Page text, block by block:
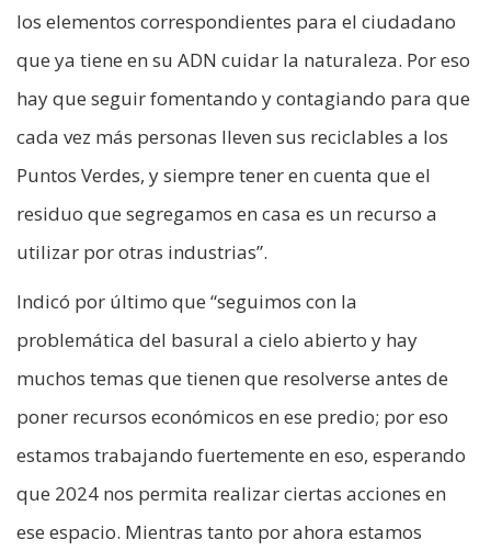
los elementos correspondientes para el ciudadano
que ya tiene en su ADN cuidar la naturaleza. Por eso
hay que seguir fomentando y contagiando para que
cada vez más personas lleven sus reciclables a los
Puntos Verdes, y siempre tener en cuenta que el
residuo que segregamos en casa es un recurso a
utilizar por otras industrias”.
Indicó por último que “seguimos con la
problemática del basural a cielo abierto y hay
muchos temas que tienen que resolverse antes de
poner recursos económicos en ese predio; por eso
estamos trabajando fuertemente en eso, esperando
que 2024 nos permita realizar ciertas acciones en
ese espacio. Mientras tanto por ahora estamos